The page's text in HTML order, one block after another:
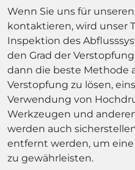
Wenn Sie uns für
kontaktieren, wird unser
Inspektion des
den Grad der
dann die beste Methode
Verstopfung zu lösen,
Verwendung von
Werkzeugen und
werden auch
entfernt werden, um
zu gewährleisten.